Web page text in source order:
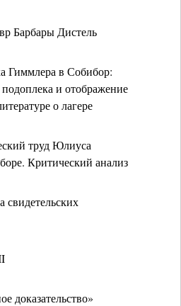
Барбары Дистель
Гиммлера в Собибор:
подоплека и отображение
о лагере
труд Юлиуса
Критический анализ
свидетельских
доказательство»